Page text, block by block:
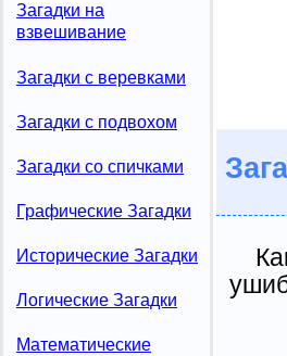
Загадки на
взвешивание
Загадки с веревками
Загадки с подвохом
Загадки со спичками
Графические Загадки
Исторические Загадки
Логические Загадки
Математические